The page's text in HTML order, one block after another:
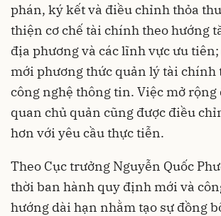
phán, ký kết và điều chỉnh thỏa
thiện cơ chế tài chính theo hướng
địa phương và các lĩnh vực ưu
mới phương thức quản lý tài
công nghệ thông tin. Việc mở rộng
quan chủ quản cũng được điều
hơn với yêu cầu thực tiễn.
Theo Cục trưởng Nguyễn Quốc
thời ban hành quy định mới và
hướng dài hạn nhằm tạo sự đồng